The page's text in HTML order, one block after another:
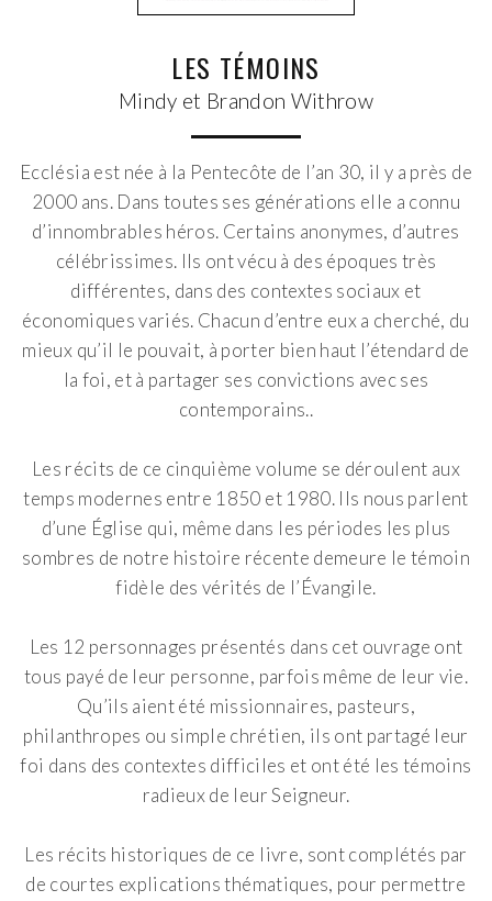
LES TÉMOINS
Mindy et Brandon Withrow
Ecclésia est née à la Pentecôte de l’an 30, il y a près de
2000 ans. Dans toutes ses générations elle a connu
d’innombrables héros. Certains anonymes, d’autres
célébrissimes. Ils ont vécu à des époques très
différentes, dans des contextes sociaux et
économiques variés. Chacun d’entre eux a cherché, du
mieux qu’il le pouvait, à porter bien haut l’étendard de
la foi, et à partager ses convictions avec ses
contemporains..
Les récits de ce cinquième volume se déroulent aux
temps modernes entre 1850 et 1980. Ils nous parlent
d’une Église qui, même dans les périodes les plus
sombres de notre histoire récente demeure le témoin
fidèle des vérités de l’Évangile.
Les 12 personnages présentés dans cet ouvrage ont
tous payé de leur personne, parfois même de leur vie.
Qu’ils aient été missionnaires, pasteurs,
philanthropes ou simple chrétien, ils ont partagé leur
foi dans des contextes difficiles et ont été les témoins
radieux de leur Seigneur.
Les récits historiques de ce livre, sont complétés par
de courtes explications thématiques, pour permettre